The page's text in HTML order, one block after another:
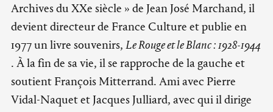
Archives du XXe siècle » de Jean José Marchand, il
devient directeur de France Culture et publie en
1977 un livre souvenirs, Le Rouge et le Blanc : 1928-1944
. À la fin de sa vie, il se rapproche de la gauche et
soutient François Mitterrand. Ami avec Pierre
Vidal-Naquet et Jacques Julliard, avec qui il dirige